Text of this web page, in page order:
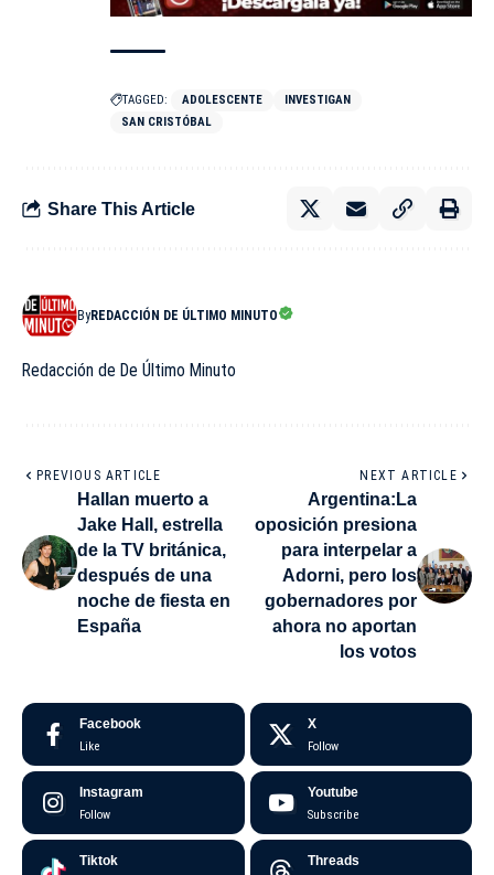
TAGGED: ADOLESCENTE
INVESTIGAN
SAN CRISTÓBAL
Share This Article
ByREDACCIÓN DE ÚLTIMO MINUTO
Redacción de De Último Minuto
PREVIOUS ARTICLE
Hallan muerto a
Jake Hall, estrella
de la TV británica,
después de una
noche de fiesta en
España
NEXT ARTICLE
Argentina:La
oposición presiona
para interpelar a
Adorni, pero los
gobernadores por
ahora no aportan
los votos
Facebook
Like
X
Follow
Instagram
Follow
Youtube
Subscribe
Tiktok Threads